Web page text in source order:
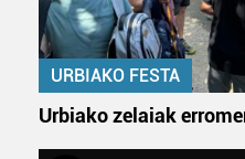
URBIAKO FESTA
Urbiako zelaiak